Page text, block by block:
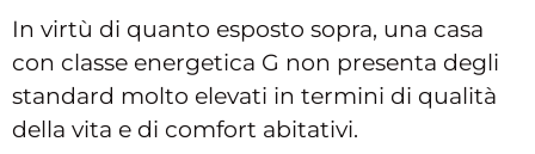
In virtù di quanto esposto sopra, una casa
con classe energetica G non presenta degli
standard molto elevati in termini di qualità
della vita e di comfort abitativi.